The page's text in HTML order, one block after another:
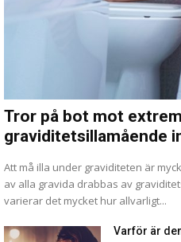
Tror på bot mot
graviditetsillamående
Att må illa under graviditeten är
av alla gravida drabbas av
varierar det mycket hur allvarligt...
Varför är